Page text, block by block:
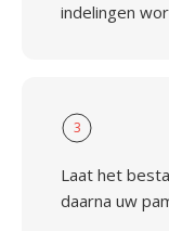
indelingen
3
Laat het
daarna uw